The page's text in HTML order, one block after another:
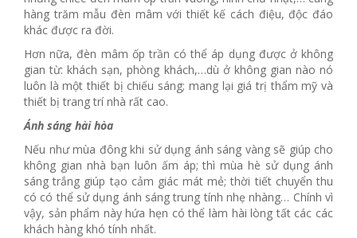
hàng trăm mẫu đèn mâm với thiết kế cách điệu, độc đáo
khác được ra đời.
Hơn nữa, đèn mâm ốp trần có thể áp dụng được ở không
gian từ: khách sạn, phòng khách,…dù ở không gian nào nó
luôn là một thiết bị chiếu sáng; mang lại giá trị thẩm mỹ và
thiết bị trang trí nhà rất cao.
Ánh sáng hài hòa
Nếu như mùa đông khi sử dụng ánh sáng vàng sẽ giúp cho
không gian nhà bạn luôn ấm áp; thì mùa hè sử dụng ánh
sáng trắng giúp tạo cảm giác mát mẻ; thời tiết chuyển thu
có có thể sử dụng ánh sáng trung tính nhẹ nhàng… Chính vì
vậy, sản phẩm này hứa hẹn có thể làm hài lòng tất các các
khách hàng khó tính nhất.